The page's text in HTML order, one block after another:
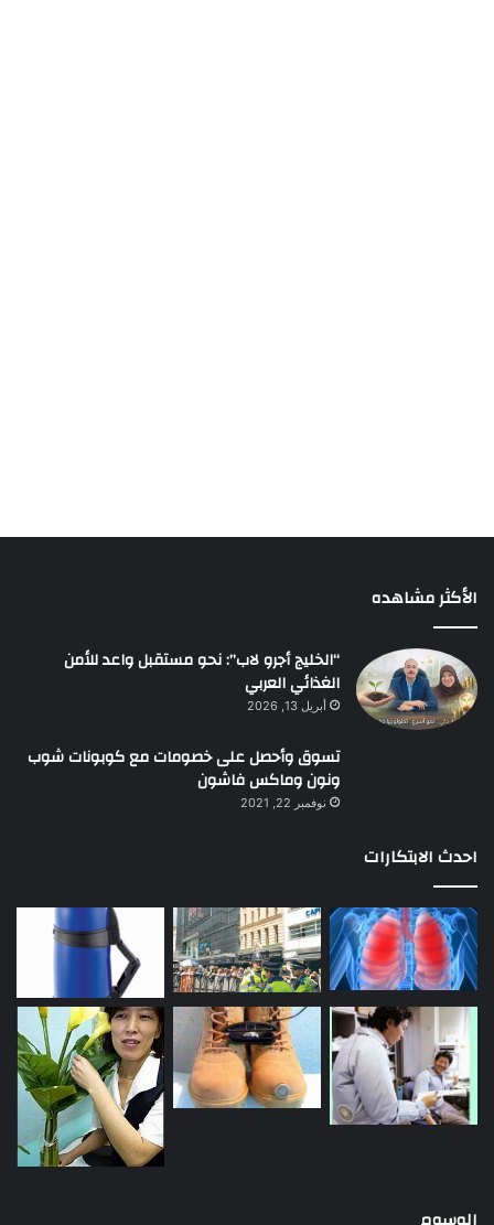
الأكثر مشاهده
“الخليج أجرو لاب”: نحو مستقبل واعد للأمن
الغذائي العربي
أبريل 13, 2026
تسوق وأحصل على خصومات مع كوبونات شوب
ونون وماكس فاشون
نوفمبر 22, 2021
احدث الابتكارات